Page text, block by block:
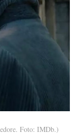
Foto: IMDb.)